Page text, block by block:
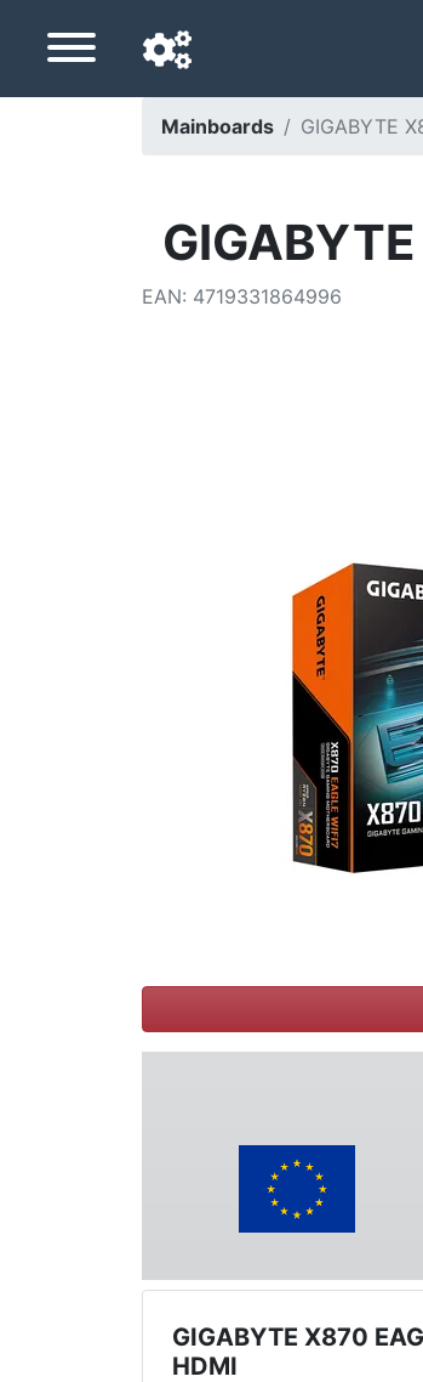
Mainboards GIGABYTE
EAN: 4719331864996
GIGABYTE X870
HDMI